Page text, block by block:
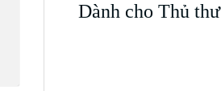
Dành cho Thủ thư